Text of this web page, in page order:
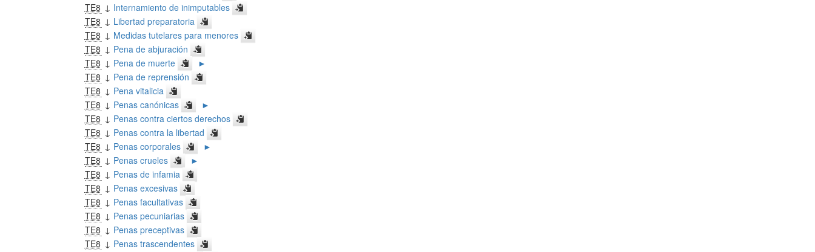
TE8 ↓ Internamiento de inimputables
TE8 ↓ Libertad preparatoria
TE8 ↓ Medidas tutelares para menores
TE8 ↓ Pena de abjuración
TE8 ↓ Pena de muerte
►
TE8 ↓ Pena de reprensión
TE8 ↓ Pena vitalicia
TE8 ↓ Penas canónicas
►
TE8 ↓ Penas contra ciertos derechos
TE8 ↓ Penas contra la libertad
TE8 ↓ Penas corporales
►
TE8 ↓ Penas crueles
►
TE8 ↓ Penas de infamia
TE8 ↓ Penas excesivas
TE8 ↓ Penas facultativas
TE8 ↓ Penas pecuniarias
TE8 ↓ Penas preceptivas
TE8 ↓ Penas trascendentes